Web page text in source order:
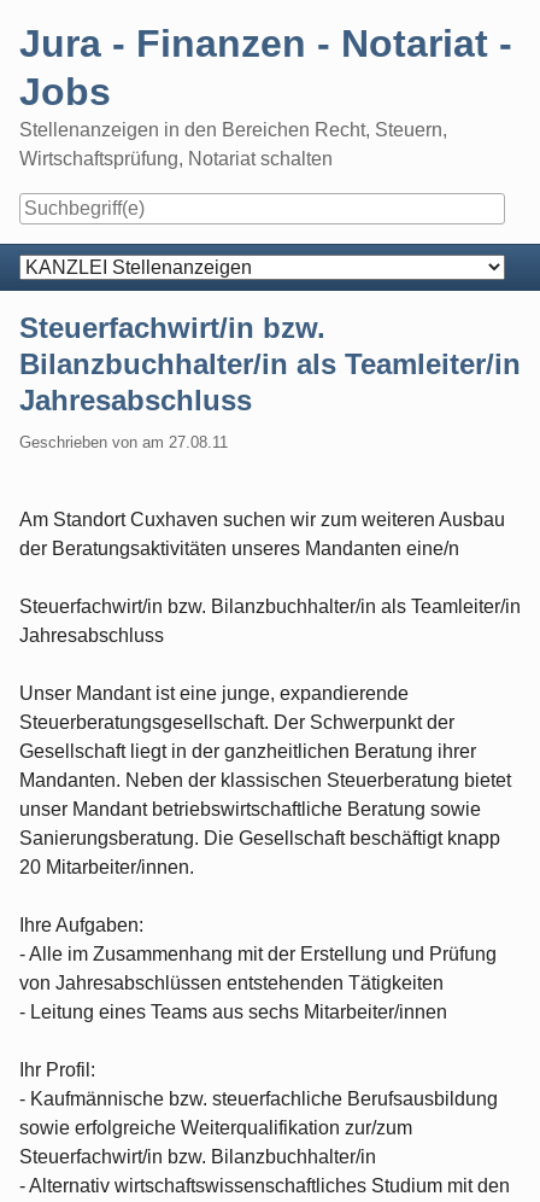
Jura - Finanzen - Notariat -
Jobs
Stellenanzeigen in den Bereichen Recht, Steuern,
Wirtschaftsprüfung, Notariat schalten
Navigation
Steuerfachwirt/in bzw.
Bilanzbuchhalter/in als Teamleiter/in
Jahresabschluss
Geschrieben von am 27.08.11
Am Standort Cuxhaven suchen wir zum weiteren Ausbau
der Beratungsaktivitäten unseres Mandanten eine/n
Steuerfachwirt/in bzw. Bilanzbuchhalter/in als Teamleiter/in
Jahresabschluss
Unser Mandant ist eine junge, expandierende
Steuerberatungsgesellschaft. Der Schwerpunkt der
Gesellschaft liegt in der ganzheitlichen Beratung ihrer
Mandanten. Neben der klassischen Steuerberatung bietet
unser Mandant betriebswirtschaftliche Beratung sowie
Sanierungsberatung. Die Gesellschaft beschäftigt knapp
20 Mitarbeiter/innen.
Ihre Aufgaben:
- Alle im Zusammenhang mit der Erstellung und Prüfung
von Jahresabschlüssen entstehenden Tätigkeiten
- Leitung eines Teams aus sechs Mitarbeiter/innen
Ihr Profil:
- Kaufmännische bzw. steuerfachliche Berufsausbildung
sowie erfolgreiche Weiterqualifikation zur/zum
Steuerfachwirt/in bzw. Bilanzbuchhalter/in
- Alternativ wirtschaftswissenschaftliches Studium mit den